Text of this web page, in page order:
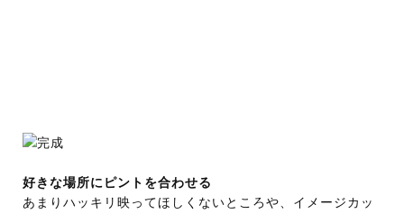
好きな場所にピントを合わせる
あまりハッキリ映ってほしくないところや、イメージカッ